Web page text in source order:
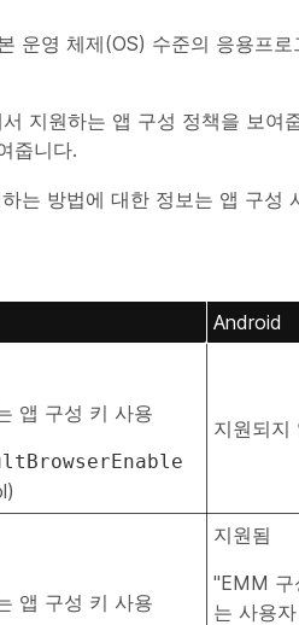
운영 체제(OS) 수준의 응용프
지원하는 앱 구성 정책을 보여
줍니다.
는 방법에 대한 정보는 앱 구성
Android
앱 구성 키 사용
지원되지
앱 구성 키 사용
지원됨
"EMM 구
는 사용